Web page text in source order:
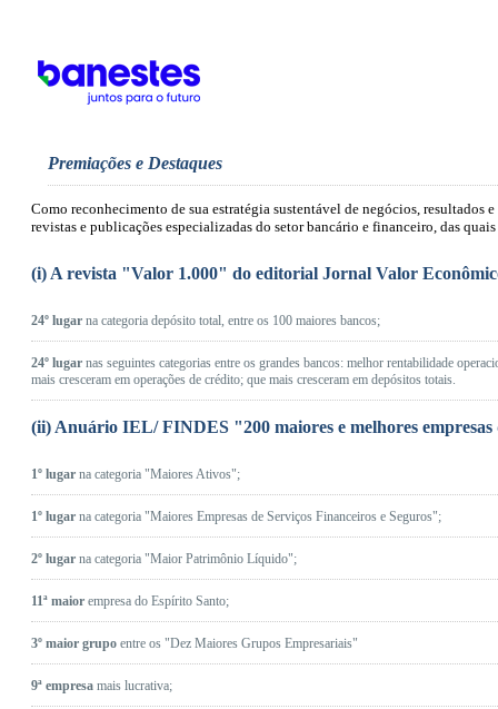
Premiações e Destaques
Como reconhecimento de sua estratégia sustentável de negócios,
revistas e publicações especializadas do setor bancário e financeiro, das quais
(i) A revista "Valor 1.000" do editorial Jornal Valor
24º lugar na categoria depósito total, entre os 100 maiores bancos;
24º lugar nas seguintes categorias entre os grandes bancos: melhor rentabilidade
mais cresceram em operações de crédito; que mais cresceram em depósitos totais.
(ii) Anuário IEL/ FINDES "200 maiores e melhores
1º lugar na categoria "Maiores Ativos";
1º lugar na categoria "Maiores Empresas de Serviços Financeiros e Seguros";
2º lugar na categoria "Maior Patrimônio Líquido";
11ª maior empresa do Espírito Santo;
3º maior grupo entre os "Dez Maiores Grupos Empresariais"
9ª empresa mais lucrativa;